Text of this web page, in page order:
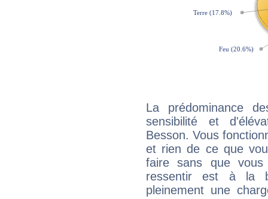
La prédominance
sensibilité et
Besson. Vous
et rien de ce que
faire sans que
ressentir est à la
pleinement une